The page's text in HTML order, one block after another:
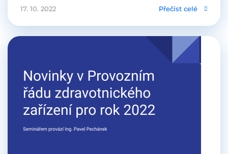
17. 10. 2022 Přečíst celé